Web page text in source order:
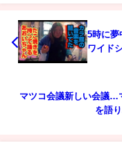
5時に
ワイド
マツコ会議新しい会議…
を語